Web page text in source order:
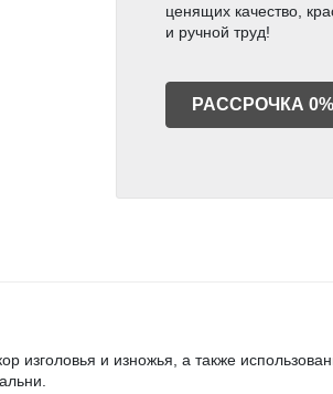
ценящих качество,
и ручной труд!
РАССРОЧКА 0%
и изножья, а также